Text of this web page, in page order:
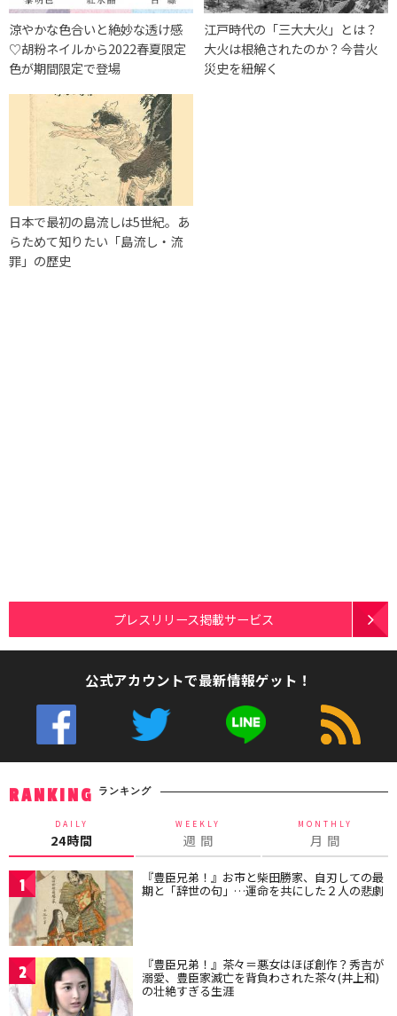
涼やかな色合いと絶妙な透け感
♡胡粉ネイルから2022春夏限定
色が期間限定で登場
江戸時代の「三大大火」とは？
大火は根絶されたのか？今昔火
災史を紐解く
日本で最初の島流しは5世紀。あ
らためて知りたい「島流し・流
罪」の歴史
プレスリリース掲載サービス
公式アカウントで最新情報ゲット！
RANKING ランキング
DAILY
24時間
WEEKLY
週 間
MONTHLY
月 間
1 『豊臣兄弟！』お市と柴田勝家、自刃しての最
期と「辞世の句」…運命を共にした２人の悲劇
2 『豊臣兄弟！』茶々＝悪女はほぼ創作？秀吉が
溺愛、豊臣家滅亡を背負わされた茶々(井上和)
の壮絶すぎる生涯